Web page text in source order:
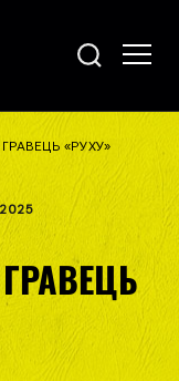
«РУХУ»